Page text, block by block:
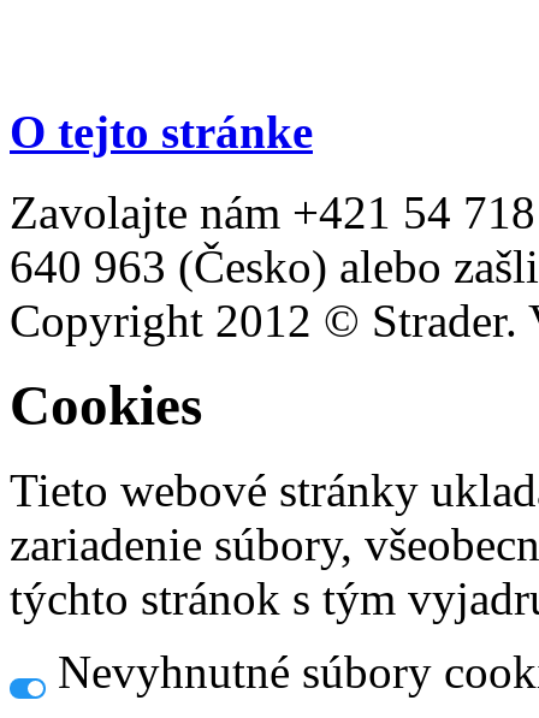
O tejto stránke
Zavolajte nám +421 54
640 963 (Česko) alebo
Copyright 2012 © Strader.
Cookies
Tieto webové stránky
zariadenie súbory,
týchto stránok s tým
Nevyhnutné súbory